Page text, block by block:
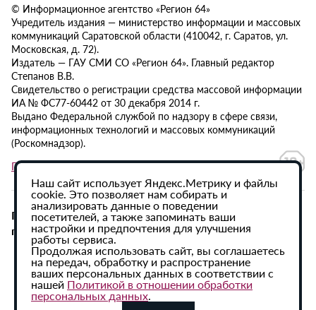
© Информационное агентство «Регион 64»
Учредитель издания — министерство информации и массовых
коммуникаций Саратовской области (410042, г. Саратов, ул.
Московская, д. 72).
Издатель — ГАУ СМИ СО «Регион 64». Главный редактор
Степанов В.В.
Свидетельство о регистрации средства массовой информации
ИА № ФС77-60442 от 30 декабря 2014 г.
Выдано Федеральной службой по надзору в сфере связи,
информационных технологий и массовых коммуникаций
(Роскомнадзор).
Политика в отношении обработки персональных данных
При использовании материалов сайта активная
гиперссылка на ИА «Регион 64» обязательна.
Наш сайт использует Яндекс.Метрику и файлы
cookie. Это позволяет нам собирать и
анализировать данные о поведении
посетителей, а также запоминать ваши
настройки и предпочтения для улучшения
работы сервиса.
Продолжая использовать сайт, вы соглашаетесь
на передач, обработку и распространение
ваших персональных данных в соответствии с
нашей Политикой в отношении обработки
персональных данных.